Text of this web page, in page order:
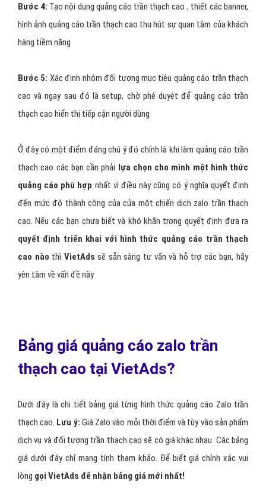
Bước 4: Tạo nội dung quảng cáo trần thạch cao , thiết các banner,
hình ảnh quảng cáo trần thạch cao thu hút sự quan tâm của khách
hàng tiềm năng
Bước 5: Xác định nhóm đối tượng mục tiêu quảng cáo trần thạch
cao và ngay sau đó là setup, chờ phê duyệt để quảng cáo trần
thạch cao hiển thị tiếp cận người dùng
Ở đây có một điểm đáng chú ý đó chính là khi làm quảng cáo trần
thạch cao các bạn cần phải lựa chọn cho mình một hình thức
quảng cáo phù hợp nhất vì điều này cũng có ý nghĩa quyết định
đến mức độ thành công của của một chiến dịch zalo trần thạch
cao. Nếu các bạn chưa biết và khó khăn trong quyết định đưa ra
quyết định triển khai với hình thức quảng cáo trần thạch
cao nào thì VietAds sẽ sẵn sàng tư vấn và hỗ trợ các bạn, hãy
yên tâm về vấn đề này
Bảng giá quảng cáo zalo trần
thạch cao tại VietAds?
Dưới đây là chi tiết bảng giá từng hình thức quảng cáo Zalo trần
thạch cao. Lưu ý: Giá Zalo vào mỗi thời điểm và tùy vào sản phẩm
dịch vụ và đối tượng trần thạch cao sẽ có giá khác nhau. Các bảng
giá dưới đây chỉ mang tính tham khảo. Để biết giá chính xác vui
lòng gọi VietAds để nhận bảng giá mới nhất!